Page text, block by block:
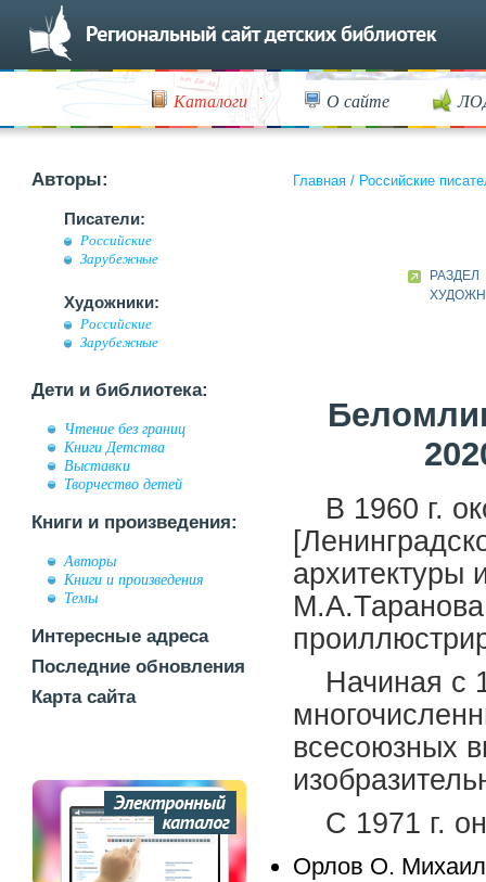
Каталоги О сайте
Авторы:
Писатели:
Российские
Зарубежные
Художники:
Российские
Зарубежные
Дети и библиотека:
Чтение без границ
Книги Детства
Выставки
Творчество детей
Книги и произведения:
Авторы
Книги и произведения
Темы
Интересные адреса
Последние обновления
Карта сайта
Главная / Российские
РАЗДЕЛ
В 1960 г.
архитектуры
Начиная с
всесоюзных
С 1971 г.
Орлов О. Михаил